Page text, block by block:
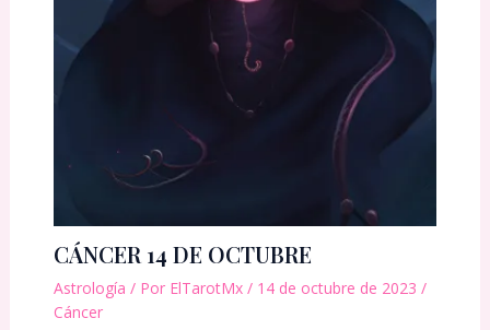
CÁNCER 14 DE OCTUBRE
Astrología / Por ElTarotMx / 14 de octubre de 2023 /
Cáncer